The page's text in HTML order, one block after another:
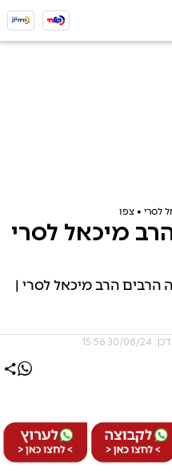
לסרי • צפו
מיכאל לסרי
הרב מיכאל לסרי |
08/24 15:56